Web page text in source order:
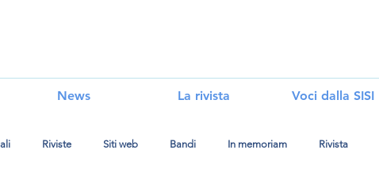
News La rivista Voci dalla SISI
Riviste Siti web Bandi In memoriam Rivista